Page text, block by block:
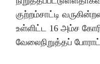
குற்றம்சாட்டி
உள்ளிட்ட 16 அம்ச
வேலைநிறுத்தப்